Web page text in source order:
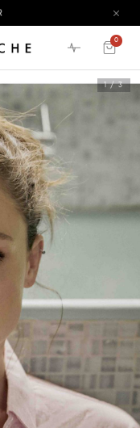
0
1 / 3